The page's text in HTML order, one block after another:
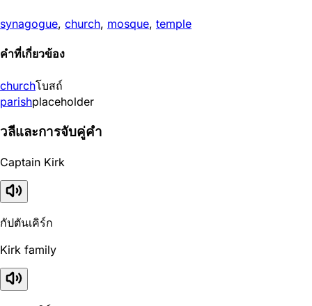
synagogue, church, mosque, temple
คำที่เกี่ยวข้อง
churchโบสถ์
parishplaceholder
วลีและการจับคู่คำ
Captain Kirk
กัปตันเคิร์ก
Kirk family